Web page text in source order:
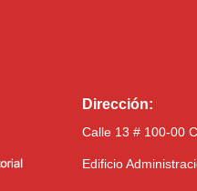
Dirección:
Calle 13 # 100-00
Edificio